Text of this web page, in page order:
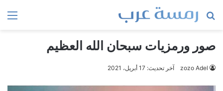
بحث
صور ورمزيات سبحان الله العظيم
zozo Adel آخر تحديث: 17 أبريل، 2021